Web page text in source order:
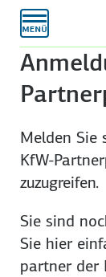
Melden Sie
KfW-
zuzu­greifen.
Sie sind
Sie hier
partner der